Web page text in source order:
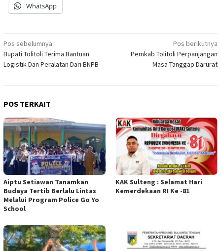
WhatsApp
Navigasi
pos
Pos sebelumnya
Bupati Tolitoli Terima Bantuan
Logistik Dan Peralatan Dari BNPB
Pos berikutnya
Pemkab Tolitoli Perpanjangan
Masa Tanggap Darurat
POS TERKAIT
Aiptu Setiawan Tanamkan
Budaya Tertib Berlalu Lintas
Melalui Program Police Go Yo
School
KAK Sulteng : Selamat Hari
Kemerdekaan RI Ke -81